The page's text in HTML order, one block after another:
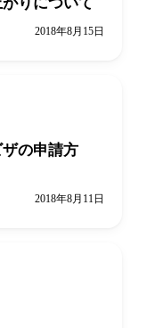
2018年8月15日
の申請方
2018年8月11日